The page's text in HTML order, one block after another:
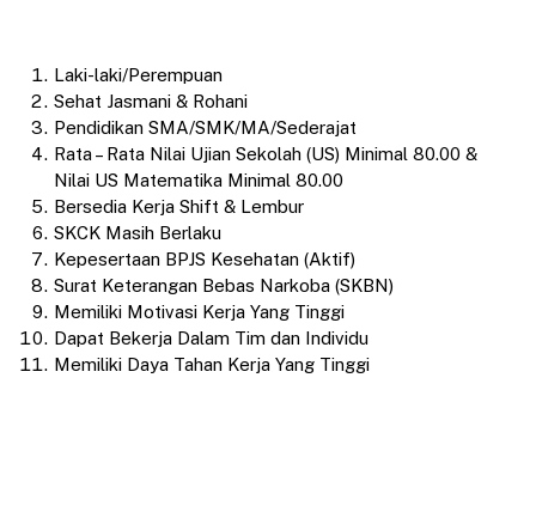
Laki-laki/Perempuan
Sehat Jasmani & Rohani
Pendidikan SMA/SMK/MA/Sederajat
Rata – Rata Nilai Ujian Sekolah (US) Minimal 80.00 &
Nilai US Matematika Minimal 80.00
Bersedia Kerja Shift & Lembur
SKCK Masih Berlaku
Kepesertaan BPJS Kesehatan (Aktif)
Surat Keterangan Bebas Narkoba (SKBN)
Memiliki Motivasi Kerja Yang Tinggi
Dapat Bekerja Dalam Tim dan Individu
Memiliki Daya Tahan Kerja Yang Tinggi